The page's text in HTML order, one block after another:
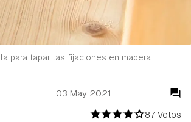
87 Votos
03 May 2021
para tapar las fijaciones en madera